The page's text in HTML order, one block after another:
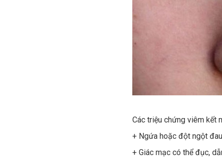
Các triệu chứng viêm kết
+ Ngứa hoặc đột ngột
+ Giác mạc có thể đục,